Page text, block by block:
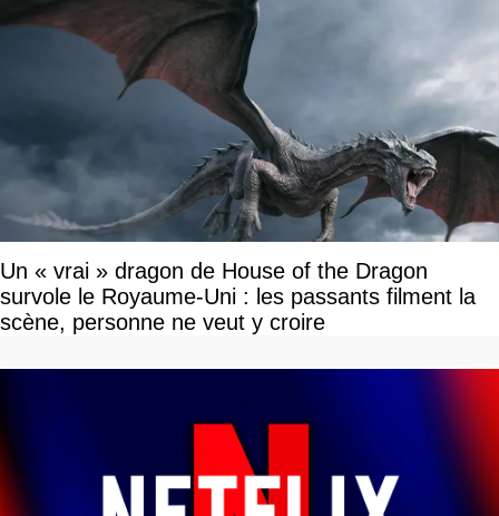
Un « vrai » dragon de House of the Dragon
survole le Royaume-Uni : les passants filment la
scène, personne ne veut y croire